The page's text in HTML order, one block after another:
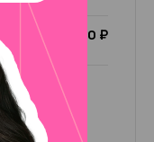
2 000 ₽